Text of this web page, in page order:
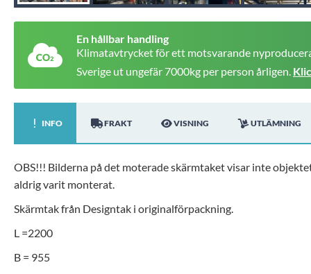
En hållbar handling
Klimatavtrycket för ett motsvarande
Sverige ut ungefär 7000kg per person årligen.
INFO FRAKT VISNING UTLÄMNING
OBS!!! Bilderna på det moterade skärmtaket visar inte
aldrig varit monterat.
Skärmtak från Designtak i originalförpackning.
L =2200
B = 955